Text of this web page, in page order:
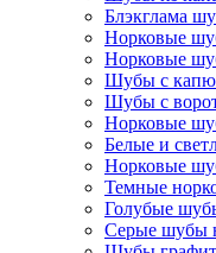
Блэкглама
Норковые
Норковые
Шубы с
Шубы с
Норковые
Белые и
Норковые
Темные
Голубые
Серые шубы